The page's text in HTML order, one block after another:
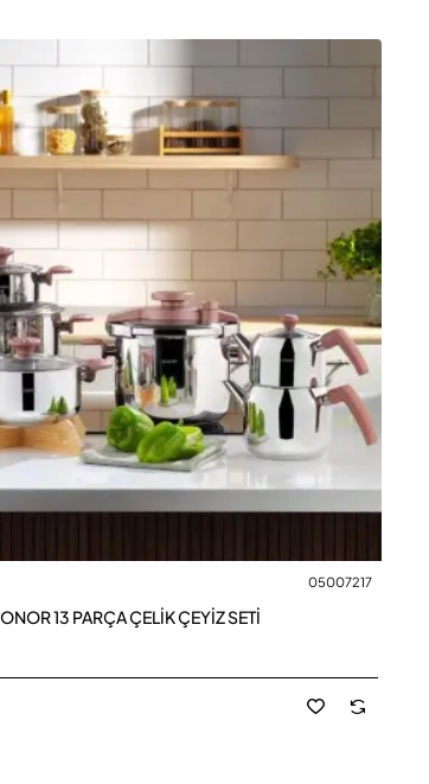
05007217
13 PARÇA ÇELİK ÇEYİZ SETİ